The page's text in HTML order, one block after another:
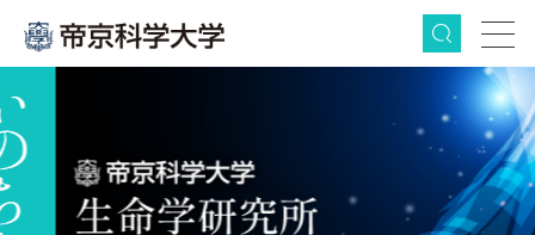
ロ
ー
バ
ル
文
へ
ッ
タ
ー
へ